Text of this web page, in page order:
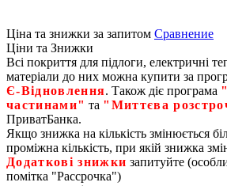
Ціна та знижки за запитом Сравнение
Ціни та Знижки
Всі покриття для підлоги, електричні
матеріали до них можна купити за
Є‑Відновлення. Також діє програма
частинами" та "Миттєва
ПриватБанка.
Якщо знижка на кількість змінюється
проміжна кількість, при якій знижка
Додаткові знижки запитуйте
помітка "Рассрочка")